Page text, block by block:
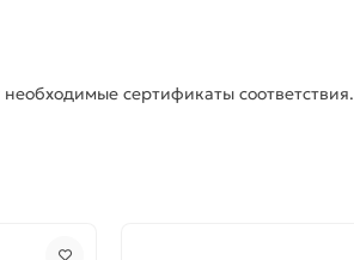
сертификаты соответствия.